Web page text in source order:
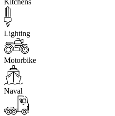
Lighting
Motorbike
Naval